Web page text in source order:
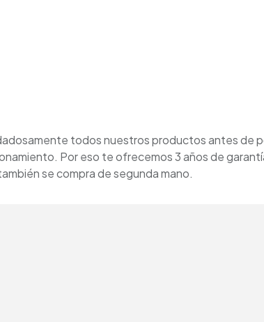
todos nuestros productos antes de
Por eso te ofrecemos 3 años de
se compra de segunda mano.